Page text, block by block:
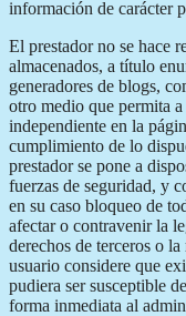
información de carácter
El prestador no se hace
almacenados, a título
generadores de blogs,
otro medio que permita
independiente en la
cumplimiento de lo
prestador se pone a
fuerzas de seguridad, y
en su caso bloqueo de
afectar o contravenir la
derechos de terceros o
usuario considere que
pudiera ser susceptible
forma inmediata al